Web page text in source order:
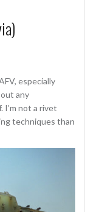
especially
any
not a rivet
techniques than